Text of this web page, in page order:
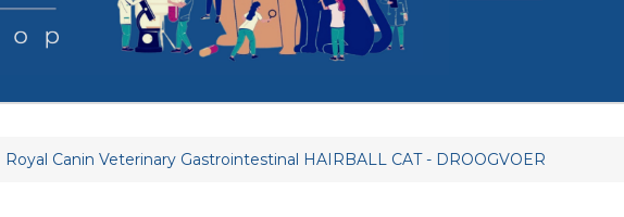
Royal Canin Veterinary Gastrointestinal HAIRBALL CAT - DROOGVOER